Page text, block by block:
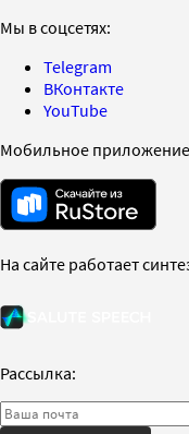
Мы в соцсетях:
Telegram
ВКонтакте
YouTube
Мобильное
На сайте работает
Рассылка: